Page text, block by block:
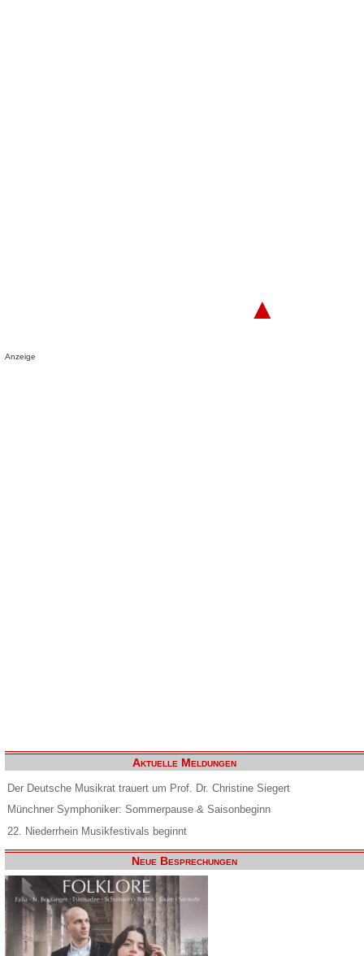
▲
Anzeige
Aktuelle Meldungen
Der Deutsche Musikrat trauert um Prof. Dr. Christine Siegert
Münchner Symphoniker: Sommerpause & Saisonbeginn
22. Niederrhein Musikfestivals beginnt
Neue Besprechungen